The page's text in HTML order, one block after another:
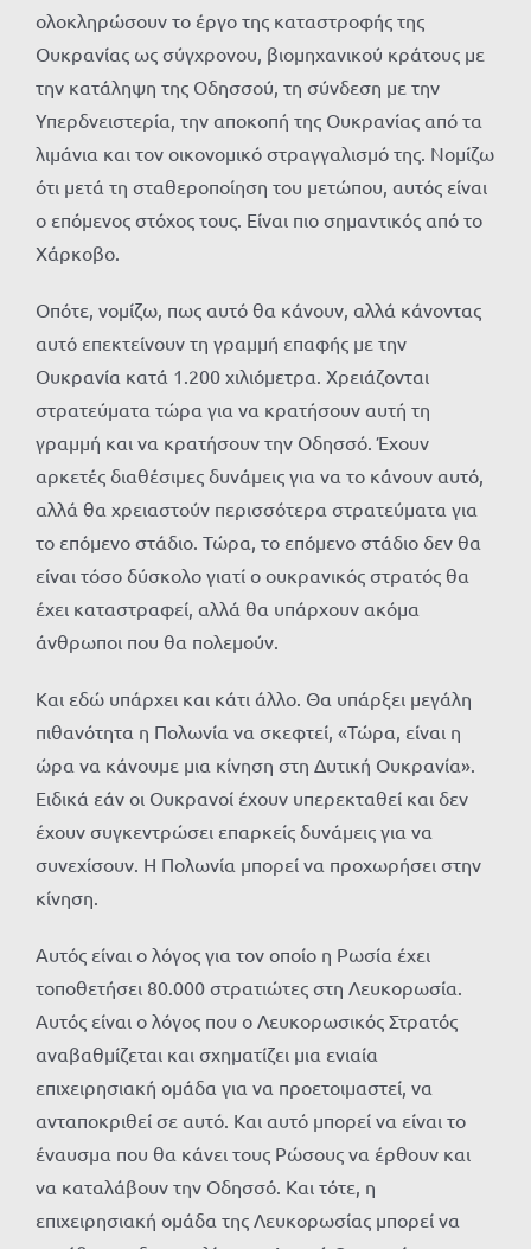
ολοκληρώσουν το έργο της καταστροφής της
Ουκρανίας ως σύγχρονου, βιομηχανικού κράτους με
την κατάληψη της Οδησσού, τη σύνδεση με την
Υπερδνειστερία, την αποκοπή της Ουκρανίας από τα
λιμάνια και τον οικονομικό στραγγαλισμό της. Νομίζω
ότι μετά τη σταθεροποίηση του μετώπου, αυτός είναι
ο επόμενος στόχος τους. Είναι πιο σημαντικός από το
Χάρκοβο.
Οπότε, νομίζω, πως αυτό θα κάνουν, αλλά κάνοντας
αυτό επεκτείνουν τη γραμμή επαφής με την
Ουκρανία κατά 1.200 χιλιόμετρα. Χρειάζονται
στρατεύματα τώρα για να κρατήσουν αυτή τη
γραμμή και να κρατήσουν την Οδησσό. Έχουν
αρκετές διαθέσιμες δυνάμεις για να το κάνουν αυτό,
αλλά θα χρειαστούν περισσότερα στρατεύματα για
το επόμενο στάδιο. Τώρα, το επόμενο στάδιο δεν θα
είναι τόσο δύσκολο γιατί ο ουκρανικός στρατός θα
έχει καταστραφεί, αλλά θα υπάρχουν ακόμα
άνθρωποι που θα πολεμούν.
Και εδώ υπάρχει και κάτι άλλο. Θα υπάρξει μεγάλη
πιθανότητα η Πολωνία να σκεφτεί, «Τώρα, είναι η
ώρα να κάνουμε μια κίνηση στη Δυτική Ουκρανία».
Ειδικά εάν οι Ουκρανοί έχουν υπερεκταθεί και δεν
έχουν συγκεντρώσει επαρκείς δυνάμεις για να
συνεχίσουν. Η Πολωνία μπορεί να προχωρήσει στην
κίνηση.
Αυτός είναι ο λόγος για τον οποίο η Ρωσία έχει
τοποθετήσει 80.000 στρατιώτες στη Λευκορωσία.
Αυτός είναι ο λόγος που ο Λευκορωσικός Στρατός
αναβαθμίζεται και σχηματίζει μια ενιαία
επιχειρησιακή ομάδα για να προετοιμαστεί, να
ανταποκριθεί σε αυτό. Και αυτό μπορεί να είναι το
έναυσμα που θα κάνει τους Ρώσους να έρθουν και
να καταλάβουν την Οδησσό. Και τότε, η
επιχειρησιακή ομάδα της Λευκορωσίας μπορεί να